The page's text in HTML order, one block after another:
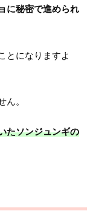
に秘密で進められ
とになりますよ
ん。
たソンジュンギの